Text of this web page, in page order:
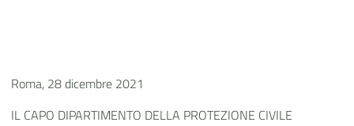
Roma, 28 dicembre 2021
IL CAPO DIPARTIMENTO DELLA PROTEZIONE CIVILE